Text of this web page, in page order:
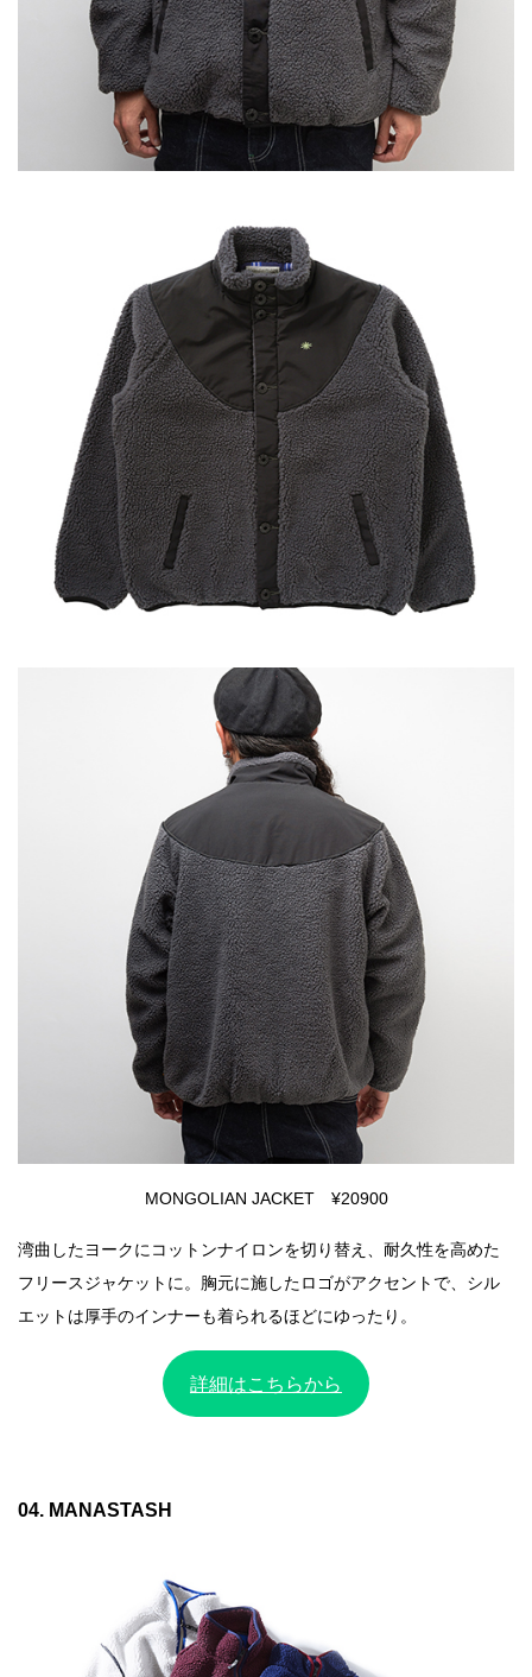
MONGOLIAN JACKET ¥20900
湾曲したヨークにコットンナイロンを切り替え、耐久性を高めた
フリースジャケットに。胸元に施したロゴがアクセントで、シル
エットは厚手のインナーも着られるほどにゆったり。
詳細はこちらから
04. MANASTASH